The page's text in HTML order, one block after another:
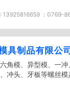
13925816659 ；0769-
具制品有限公司
角模、异型模、一
冲头、牙板等螺丝